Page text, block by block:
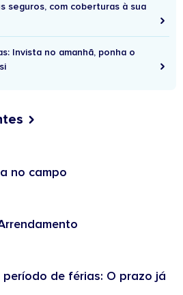
seguros, com coberturas à sua
Invista no amanhã, ponha o
no campo
de férias: O prazo já